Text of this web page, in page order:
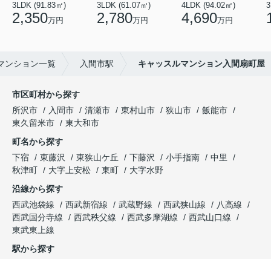
3LDK (91.83㎡)
2,350万円
3LDK (61.07㎡)
2,780万円
4LDK (94.02㎡)
4,690万円
ンション一覧 入間市駅 キャッスルマンション入間扇町屋
市区町村から探す
所沢市
入間市 清瀬市 東村山市 狭山市
飯能市
東久留米市
東大和市
町名から探す
下宿
東藤沢 東狭山ケ丘 下藤沢 小手指南
中里
秋津町
大字上安松 東町
大字水野
沿線から探す
西武池袋線
西武新宿線 武蔵野線 西武狭山線
八高線
西武国分寺線
西武秩父線 西武多摩湖線
西武山口線
東武東上線
駅から探す